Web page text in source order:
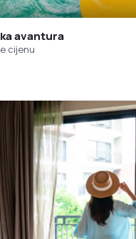
avantura
cijenu